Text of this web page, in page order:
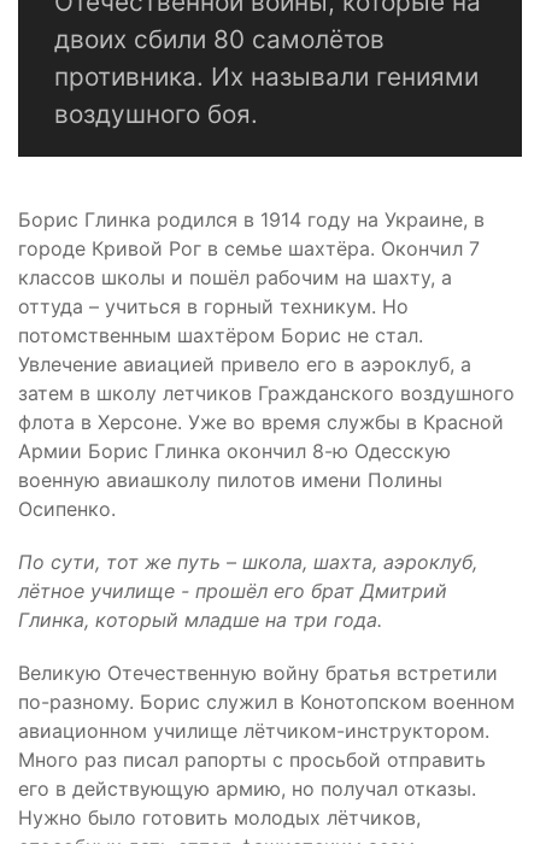
двоих сбили 80 самолётов
противника. Их называли гениями
воздушного боя.
Борис Глинка родился в 1914 году на Украине, в
городе Кривой Рог в семье шахтёра. Окончил 7
классов школы и пошёл рабочим на шахту, а
оттуда – учиться в горный техникум. Но
потомственным шахтёром Борис не стал.
Увлечение авиацией привело его в аэроклуб, а
затем в школу летчиков Гражданского воздушного
флота в Херсоне. Уже во время службы в Красной
Армии Борис Глинка окончил 8-ю Одесскую
военную авиашколу пилотов имени Полины
Осипенко.
По сути, тот же путь – школа, шахта, аэроклуб,
лётное училище - прошёл его брат Дмитрий
Глинка, который младше на три года.
Великую Отечественную войну братья встретили
по-разному. Борис служил в Конотопском военном
авиационном училище лётчиком-инструктором.
Много раз писал рапорты с просьбой отправить
его в действующую армию, но получал отказы.
Нужно было готовить молодых лётчиков,